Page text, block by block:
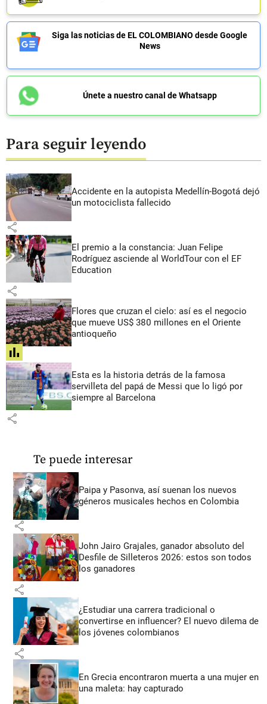
Siga las noticias de EL COLOMBIANO desde Google
News
Únete a nuestro canal de Whatsapp
Para seguir leyendo
Accidente en la autopista Medellín-Bogotá dejó
un motociclista fallecido
share
El premio a la constancia: Juan Felipe
Rodríguez asciende al WorldTour con el EF
Education
share
Flores que cruzan el cielo: así es el negocio
que mueve US$ 380 millones en el Oriente
antioqueño
share
Esta es la historia detrás de la famosa
servilleta del papá de Messi que lo ligó por
siempre al Barcelona
share
Te puede interesar
Paipa y Pasonva, así suenan los nuevos
géneros musicales hechos en Colombia
share
John Jairo Grajales, ganador absoluto del
Desfile de Silleteros 2026: estos son todos
los ganadores
share
¿Estudiar una carrera tradicional o
convertirse en influencer? El nuevo dilema de
los jóvenes colombianos
share
En Grecia encontraron muerta a una mujer en
una maleta: hay capturado